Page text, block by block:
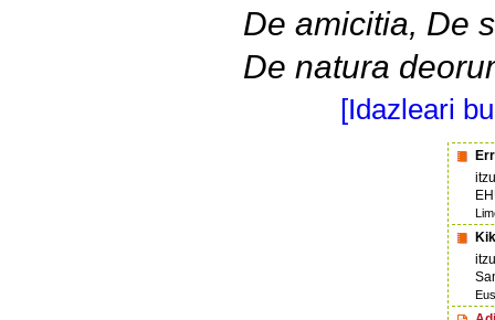
De amicitia, De
De natura
[Idazleari